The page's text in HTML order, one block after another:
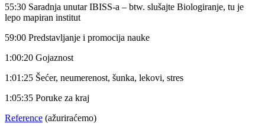
55:30 Saradnja unutar IBISS-a – btw. slušajte Biologiranje, tu je
lepo mapiran institut
59:00 Predstavljanje i promocija nauke
1:00:20 Gojaznost
1:01:25 Šećer, neumerenost, šunka, lekovi, stres
1:05:35 Poruke za kraj
Reference (ažuriraćemo)